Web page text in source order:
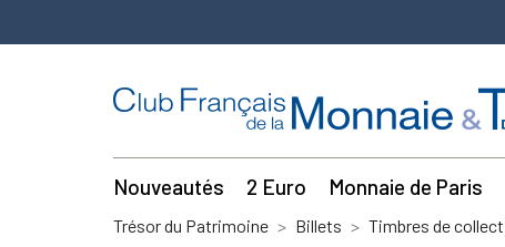
Nouveautés 2 Euro Monnaie de Paris
Trésor du Patrimoine Billets Timbres de